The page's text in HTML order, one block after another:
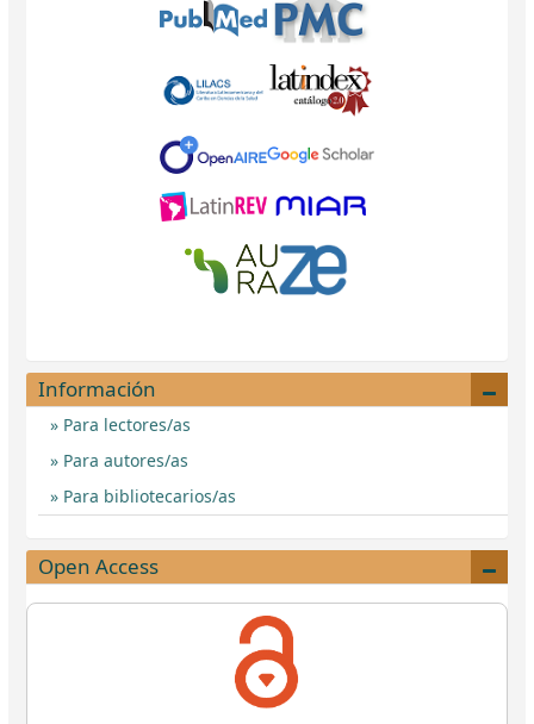
Información
Para lectores/as
Para autores/as
Para bibliotecarios/as
Open Access